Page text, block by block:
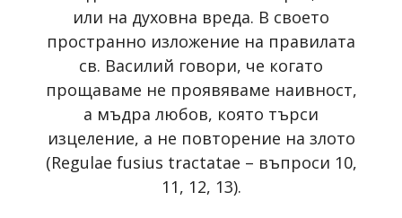
или на духовна вреда. В своето
пространно изложение на правилата
св. Василий говори, че когато
прощаваме не проявяваме наивност,
а мъдра любов, която търси
изцеление, а не повторение на злото
(Regulae fusius tractatae – въпроси 10,
11, 12, 13).